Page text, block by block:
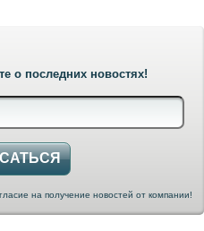
о последних новостях!
на получение новостей от компании!